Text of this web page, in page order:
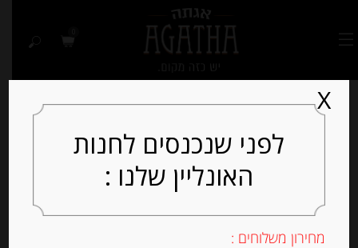
לפני שנכנסים לחנות
האונליין שלנו :
מחירון משלוחים :
X